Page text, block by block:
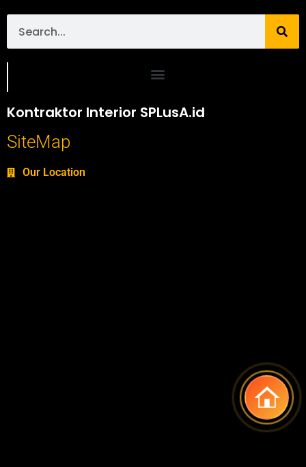
Kontraktor Interior SPLusA.id
SiteMap
Our Location